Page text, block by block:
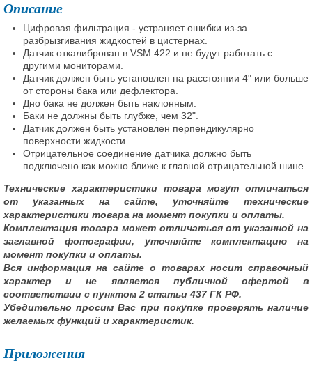
Описание
Цифровая фильтрация - устраняет ошибки из-за
разбрызгивания жидкостей в цистернах.
Датчик откалиброван в VSM 422 и не будут работать с
другими мониторами.
Датчик должен быть установлен на расстоянии 4" или больше
от стороны бака или дефлектора.
Дно бака не должен быть наклонным.
Баки не должны быть глубже, чем 32".
Датчик должен быть установлен перпендикулярно
поверхности жидкости.
Отрицательное соединение датчика должно быть
подключено как можно ближе к главной отрицательной шине.
Технические характеристики товара могут отличаться
от указанных на сайте, уточняйте технические
характеристики товара на момент покупки и оплаты.
Комплектация товара может отличаться от указанной на
заглавной фотографии, уточняйте комплектацию на
момент покупки и оплаты.
Вся информация на сайте о товарах носит справочный
характер и не является публичной офертой в
соответствии с пунктом 2 статьи 437 ГК РФ.
Убедительно просим Вас при покупке проверять наличие
желаемых функций и характеристик.
Приложения